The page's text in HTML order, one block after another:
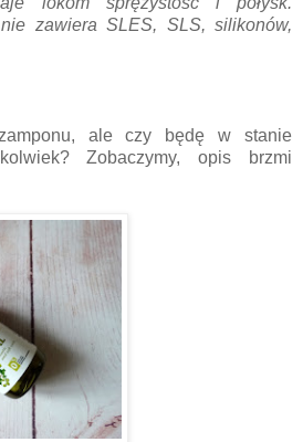
zawiera SLES, SLS, silikonów,
ale czy będę w stanie
Zobaczymy, opis brzmi